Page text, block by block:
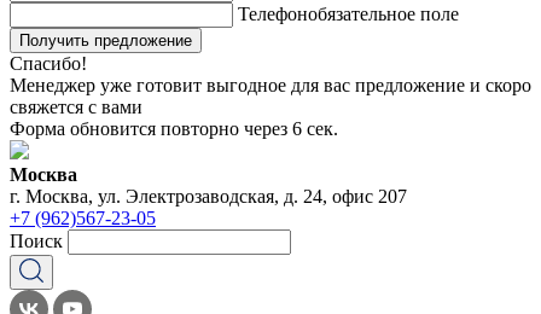
Телефонобязательное поле
Получить предложение
Спасибо!
Менеджер уже готовит выгодное для вас предложение и скоро
свяжется с вами
Форма обновится повторно через 6 сек.
Москва
г. Москва, ул. Электрозаводская, д. 24, офис 207
+7 (962)567-23-05
Поиск